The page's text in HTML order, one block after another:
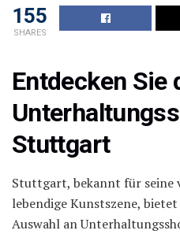
155
SHARES
Entdecken Sie
Stuttgart
Stuttgart, bekannt für
lebendige Kunstszene,
Auswahl an